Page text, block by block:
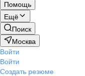
Помощь
Ещё
Поиск
Москва
Войти
Войти
Создать резюме